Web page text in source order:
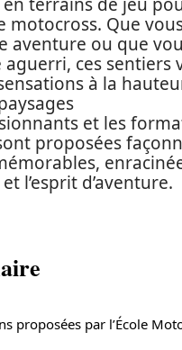
motocross. Que
aventure ou que
ces sentiers
à la
et les
proposées
l’esprit d’aventure.
proposées par l’École